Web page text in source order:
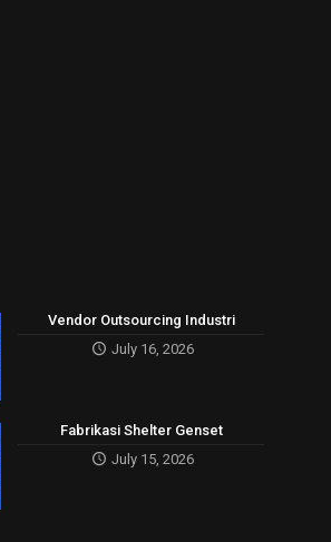
Vendor Outsourcing Industri
July 16, 2026
Fabrikasi Shelter Genset
July 15, 2026